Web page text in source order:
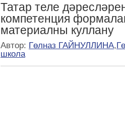
Татар теле
компетенция
материалны куллану
Автор: Гөлназ ГАЙНУЛЛИНА,
школа